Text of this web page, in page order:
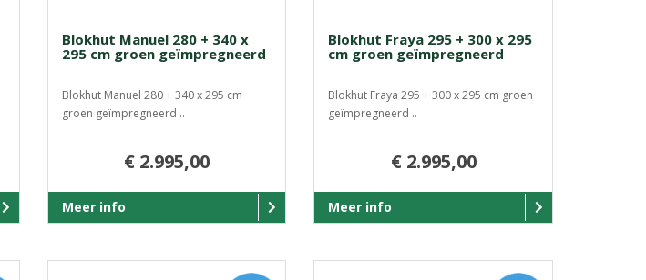
Blokhut Manuel 280 + 340 x
295 cm groen geïmpregneerd
Blokhut Manuel 280 + 340 x 295 cm
groen geïmpregneerd ..
€ 2.995,00
Meer info
Blokhut Fraya 295 + 300 x 295
cm groen geïmpregneerd
Blokhut Fraya 295 + 300 x 295 cm groen
geïmpregneerd ..
€ 2.995,00
Meer info